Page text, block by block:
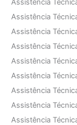
Assistência
Assistência
Assistência
Assistência
Assistência
Assistência
Assistência
Assistência
Assistência